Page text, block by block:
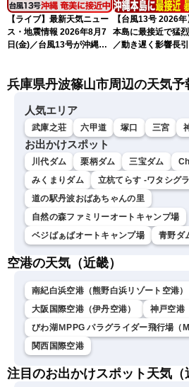
【ライブ】最新天気ニュー
ス・地震情報 2026年8月7
日(金)／台風13号が沖縄・
ュースLiVEアフタヌーン・
【台風13号 2026
本島に最接近で猛
／動き遅く影響長
兵庫県丹波篠山市周辺の天気予
人気エリア
武庫之荘 六甲道 塚口 三宮
お出かけスポット
川代ダム 栗柄ダム 三宝ダム
みくまりダム
立杭てらす -ワタシグ
道の駅丹波おばあちゃんの里
自然の森ファミリーオートキャンプ場
ベジばぁばオートキャンプ場
青野ダ
空港の天気（近畿）
南紀白浜空港（熊野白浜リゾート空港）
大阪国際空港（伊丹空港）
神戸空港
びわ湖ＭPPG パラグライダー飛行場（
関西国際空港
注目のお出かけスポット天気（